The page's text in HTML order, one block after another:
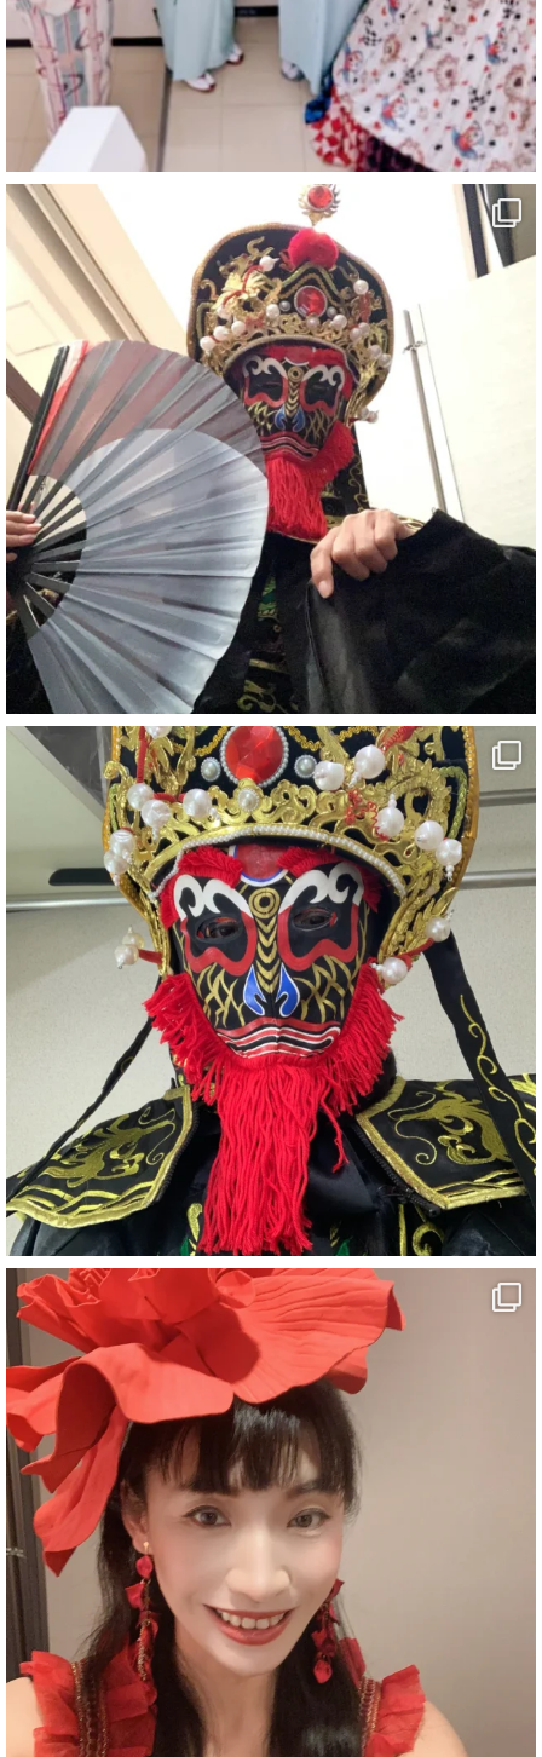
「マジシャン和歌山旅 白浜町・三段壁」
#企業公式がお疲れ様を言い合う
#旅行好きな人と繋がりたい
#一人旅
#女性マジシャン
#出張マジック
#マジシャン派遣
#イリュージョン
#和歌山県
#白浜町
#変面ショー
#イベント
#宴会
#余興
1 5 X
さらに読み込む